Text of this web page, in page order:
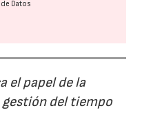
Datos
el papel de la
del tiempo